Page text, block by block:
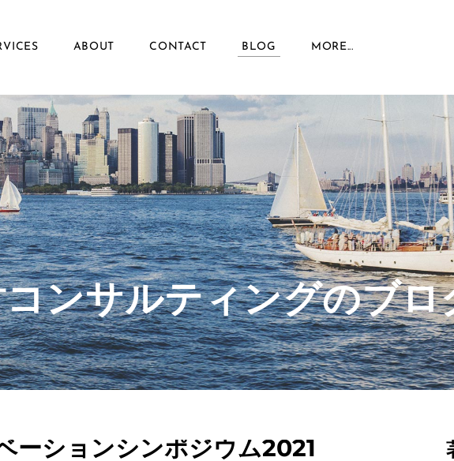
ABOUT CONTACT BLOG MORE...
ンサルティングのブロ
ションシンポジウム2021